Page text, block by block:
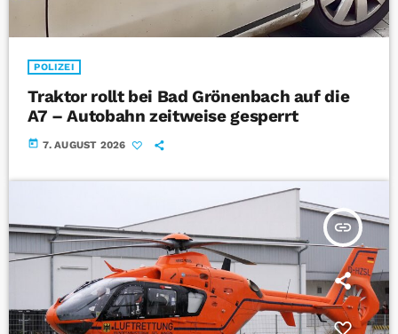
POLIZEI
Traktor rollt bei Bad Grönenbach auf die
A7 – Autobahn zeitweise gesperrt
today 7. AUGUST 2026
insert_link